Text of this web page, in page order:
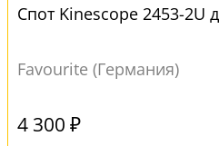
Спот Kinescope 2453-2U
Favourite (Германия)
4 300 ₽